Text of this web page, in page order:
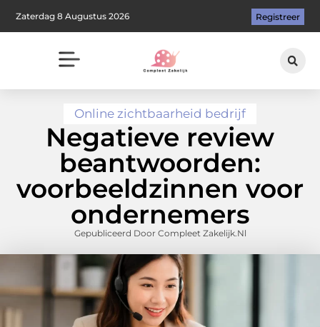
Zaterdag 8 Augustus 2026 Registreer
Online zichtbaarheid bedrijf
Negatieve review
beantwoorden:
voorbeeldzinnen voor
ondernemers
Gepubliceerd Door Compleet Zakelijk.nl